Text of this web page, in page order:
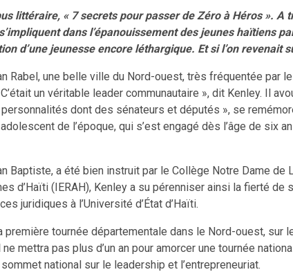
littéraire, « 7 secrets pour passer de Zéro à Héros ».
dans l’épanouissement des jeunes haïtiens
d’une jeunesse encore léthargique. Et si l’on
une belle ville du Nord-ouest, très fréquentée par
un véritable leader communautaire », dit Kenley. Il
dont des sénateurs et députés », se
de l’époque, qui s’est engagé dès l’âge de
Baptiste, a été bien instruit par le Collège Notre Dame de
d’Haïti (IERAH), Kenley a su pérenniser ainsi la fierté
juridiques à l’Université d’État d’Haïti.
tournée départementale dans le Nord-ouest, sur
mettra pas plus d’un an pour amorcer une tournée
national sur le leadership et l’entrepreneuriat.